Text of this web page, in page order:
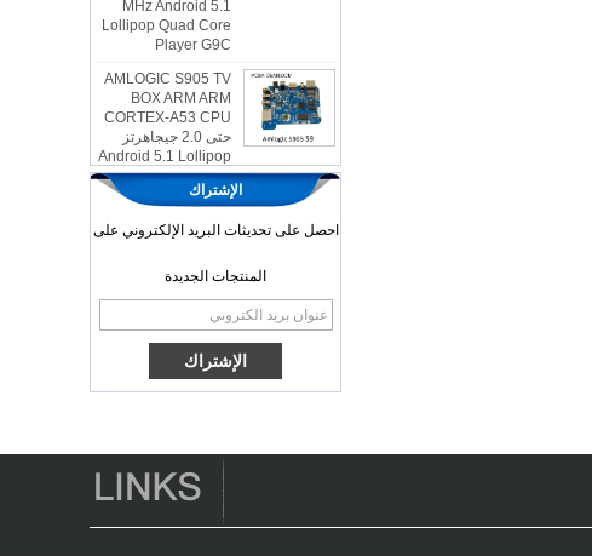
Lollipop Quad Core
Player G9C
AMLOGIC S905 TV
BOX ARM ARM
CORTEX-A53 CPU
حتى 2.0 جيجاهرتز
Android 5.1 Lollipop
1G/8G 4K2K
Android TV Box
Player S9
أحدث Amlogic
Android 6.0 OS
Box Quad Ott TV
Box VP9 H.265
Smart TV Box X96
صندوق تلفزيون
الكامل HD
Android 6.0
Marshmallow
Amlogic S905x TV
الإشتراك
احصل على تحديثات البريد الإلكتروني على
المنتجات الجديدة